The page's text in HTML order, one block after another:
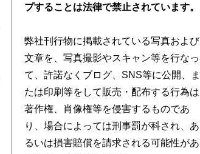
プすることは法律で禁止されています。
弊社刊行物に掲載されている写真および
文章を、写真撮影やスキャン等を行なっ
て、許諾なくブログ、SNS等に公開、ま
たは印刷等をして販売・配布する行為は
著作権、肖像権等を侵害するものであ
り、場合によっては刑事罰が科され、あ
るいは損害賠償を請求される可能性があ